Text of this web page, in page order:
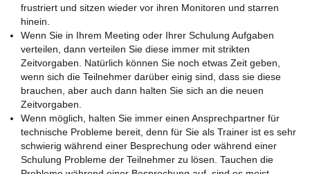
frustriert und sitzen wieder vor ihren Monitoren und starren
hinein.
Wenn Sie in Ihrem Meeting oder Ihrer Schulung Aufgaben
verteilen, dann verteilen Sie diese immer mit strikten
Zeitvorgaben. Natürlich können Sie noch etwas Zeit geben,
wenn sich die Teilnehmer darüber einig sind, dass sie diese
brauchen, aber auch dann halten Sie sich an die neuen
Zeitvorgaben.
Wenn möglich, halten Sie immer einen Ansprechpartner für
technische Probleme bereit, denn für Sie als Trainer ist es sehr
schwierig während einer Besprechung oder während einer
Schulung Probleme der Teilnehmer zu lösen. Tauchen die